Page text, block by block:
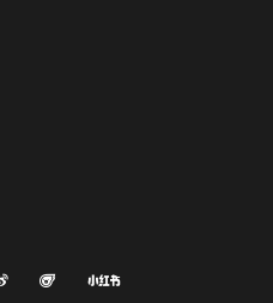
微博 飞猪 小红书